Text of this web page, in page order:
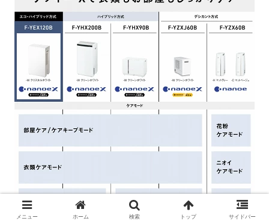
メニュー ホーム 検索 トップ サイドバー